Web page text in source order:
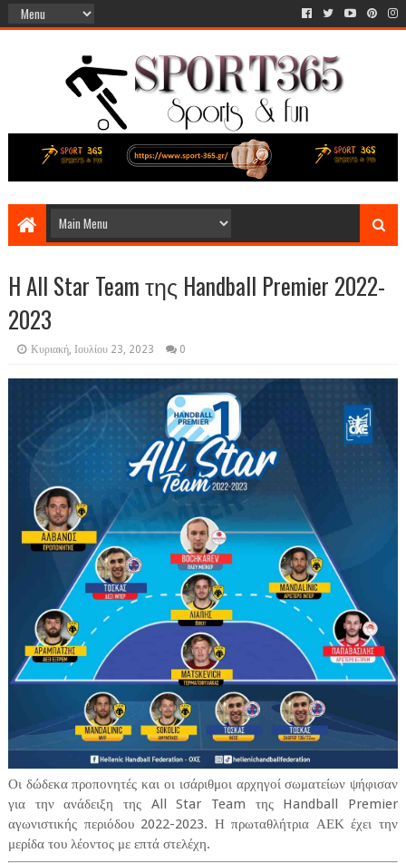
H All Star Team της Handball Premier 2022-
2023
Κυριακή, Ιουλίου 23, 2023 0
Οι δώδεκα προπονητές και οι ισάριθμοι αρχηγοί σωματείων ψήφισαν
για την ανάδειξη της All Star Team της Handball Premier
αγωνιστικής περιόδου 2022-2023. Η πρωταθλήτρια ΑΕΚ έχει την
μερίδα του λέοντος με επτά στελέχη.